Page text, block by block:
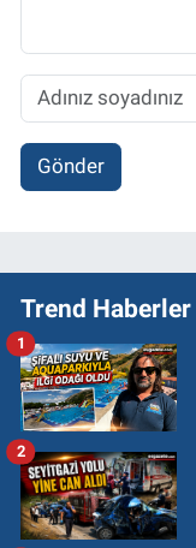
Gönder
Trend Haberler
1
2